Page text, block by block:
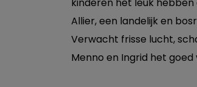
Allier, een landelijk en
Verwacht frisse lucht,
Menno en Ingrid het